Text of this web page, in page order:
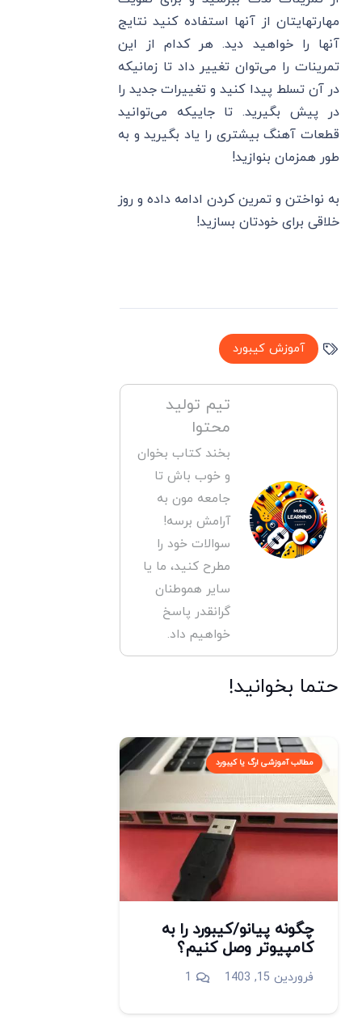
مهارتهایتان از آنها استفاده کنید نتایج
آنها را خواهید دید. هر کدام از این
تمرینات را می‌توان تغییر داد تا زمانیکه
در آن تسلط پیدا کنید و تغییرات جدید را
در پیش بگیرید. تا جاییکه می‌توانید
قطعات آهنگ بیشتری را یاد بگیرید و به
طور همزمان بنوازید!
به نواختن و تمرین کردن ادامه داده و روز
خلاقی برای خودتان بسازید!
آموزش کیبورد
تیم تولید
محتوا
بخند کتاب بخوان
و خوب باش تا
جامعه مون به
آرامش برسه!
سوالات خود را
مطرح کنید، ما یا
سایر هموطنان
گرانقدر پاسخ
خواهیم داد.
حتما بخوانید!
مطالب آموزشی ارگ یا کیبورد
چگونه پیانو/کیبورد را به
کامپیوتر وصل کنیم؟
فروردین 15, 1403 1دیدگاه